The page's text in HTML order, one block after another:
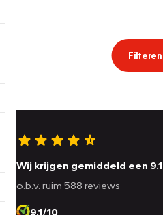
Filteren
Wij krijgen gemiddeld een 9.1
o.b.v. ruim 588 reviews
9.1/10